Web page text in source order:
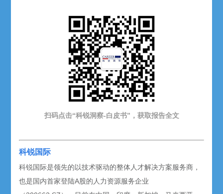
扫码点击“科锐洞察-白皮书”，获取报告全文
科锐国际
科锐国际是领先的以技术驱动的整体人才解决方案服务商，
也是国内首家登陆A股的人力资源服务企业